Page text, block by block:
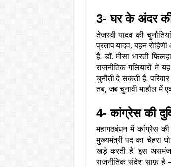
3- घर के अंदर की
तेजस्वी यादव की
प्रताप यादव, बहन
हैं. डॉ. मीसा भारती
राजनीतिक गलियारों में
चुनौती दे सकती हैं.
तब, जब चुनावी माहौल में
4- कांग्रेस की
महागठबंधन में कांग्रेस
मुख्यमंत्री पद का चेहरा
खड़े करती है. इस असमंजस
राजनीतिक संदेश साफ़ है